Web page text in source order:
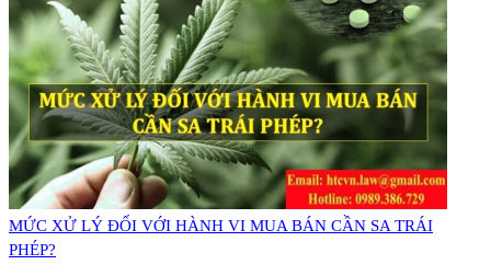
MỨC XỬ LÝ ĐỐI VỚI HÀNH VI MUA BÁN CẦN SA TRÁI
PHÉP?